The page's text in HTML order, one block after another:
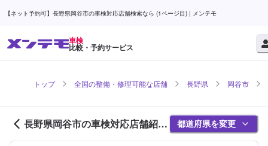
【ネット予約可】長野県岡谷市の車検対応店舗検索なら (1ページ目) | メンテモ
車検
比較・予約サービス
トップ 全国の整備・修理可能な店舗 長野県 岡谷市
長野県岡谷市の車検対応店舗紹介
(1ページ目)
都道府県を変更